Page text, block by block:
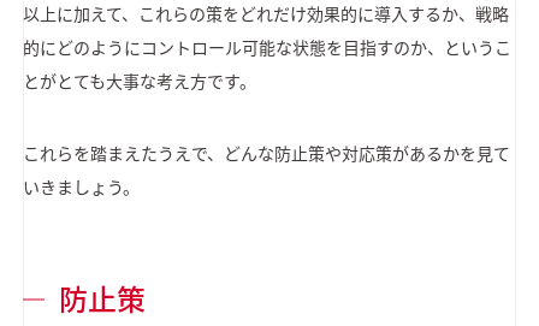
以上に加えて、これらの策をどれだけ効果的に導入するか、戦略
的にどのようにコントロール可能な状態を目指すのか、というこ
とがとても大事な考え方です。
これらを踏まえたうえで、どんな防止策や対応策があるかを見て
いきましょう。
防止策